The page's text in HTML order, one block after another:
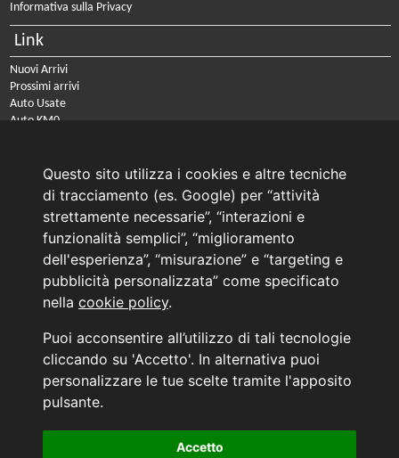
Questo sito utilizza i cookies e altre tecniche
di tracciamento (es. Google) per “attività
strettamente necessarie”, “interazioni e
funzionalità semplici”, “miglioramento
dell'esperienza”, “misurazione” e “targeting e
pubblicità personalizzata” come specificato
nella cookie policy.
Puoi acconsentire all’utilizzo di tali tecnologie
cliccando su 'Accetto'. In alternativa puoi
personalizzare le tue scelte tramite l'apposito
pulsante.
Accetto
Informativa sulla Privacy
Link
Nuovi Arrivi
Prossimi arrivi
Auto Usate
Auto KM0
PRENOTA IL TUO INTERVENTO DI OFFICINA
PRENOTA LA REVISIONE DELLA TUA AUTO
Consulente Online Usato: 0805608980
Consulente Online Hyundai: 0805608985
AUTO PLANET BARI SRL | BARI, via Zippitelli 32-34 - CAP 70132 | P.I. 05126720720
Generata in 0,098 secondi | 216.73.217.15
INFORMATIVA AI SENSI DELL'ART. 79 DEL REG. IVASS n° 40/2018